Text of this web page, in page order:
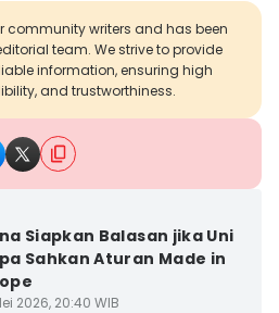
community writers and has been
team. We strive to provide
information, ensuring high
and trustworthiness.
Siapkan Balasan jika Uni
Sahkan Aturan Made in
2026, 20:40 WIB